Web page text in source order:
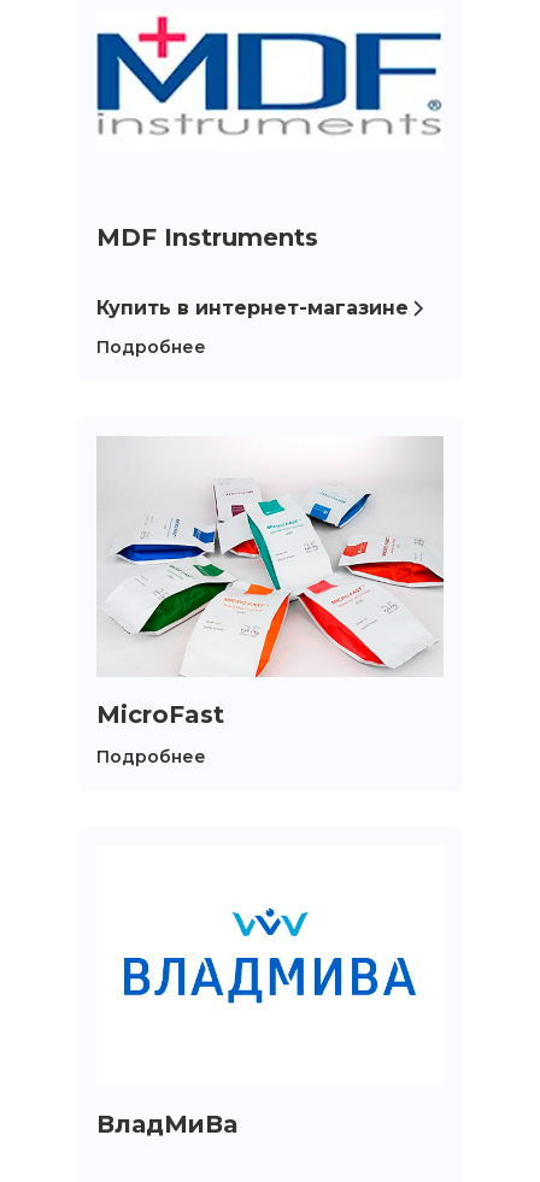
MDF Instruments
Купить в интернет-магазине
Подробнее
MicroFast
Подробнее
ВладМиВа